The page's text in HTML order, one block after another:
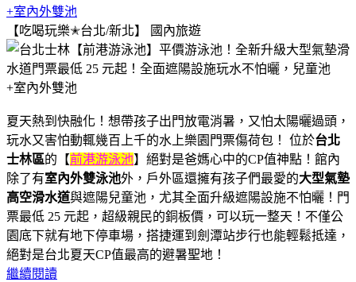
+室內外雙池
【吃喝玩樂✭台北/新北】
國內旅遊
夏天熱到快融化！想帶孩子出門放電消暑，又怕太陽曬過頭，
玩水又害怕動輒幾百上千的水上樂園門票傷荷包！ 位於台北
士林區的【前港游泳池】絕對是爸媽心中的CP值神點！館內
除了有室內外雙泳池外，戶外區還擁有孩子們最愛的大型氣墊
高空滑水道與遮陽兒童池，尤其全面升級遮陽設施不怕曬！門
票最低 25 元起，超級親民的銅板價，可以玩一整天！不僅公
園底下就有地下停車場，搭捷運到劍潭站步行也能輕鬆抵達，
絕對是台北夏天CP值最高的避暑聖地！
繼續閱讀